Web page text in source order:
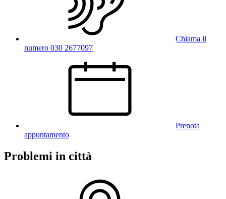
Chiama il
numero 030 2677097
Prenota
appuntamento
Problemi in città